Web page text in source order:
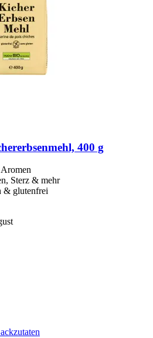
400 g
Sterz & mehr
& glutenfrei